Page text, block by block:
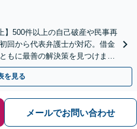
】500件以上の自己破産や民事再
回から代表弁護士が対応。借金
もに最善の解決策を見つけまし
可】
を見る
メールでお問い合わせ